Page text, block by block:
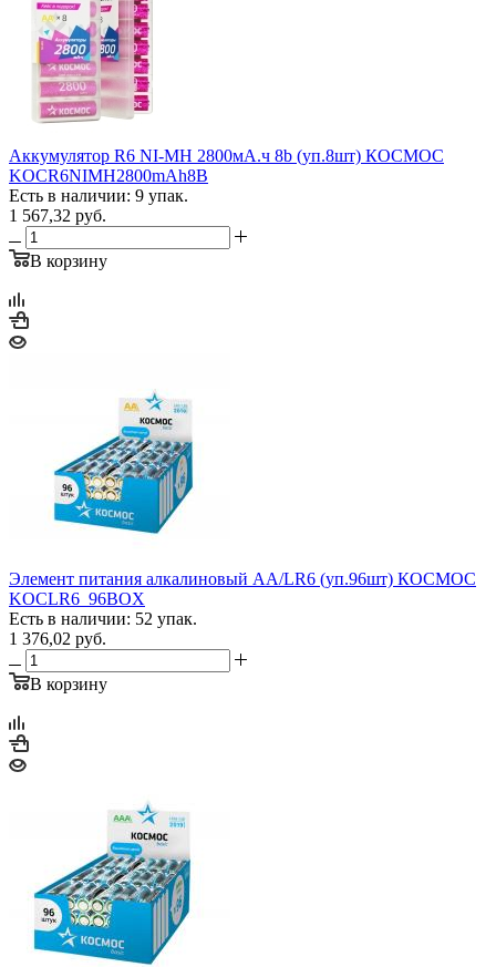
Аккумулятор R6 NI-MH 2800мА.ч 8b (уп.8шт) КОСМОС
KOCR6NIMH2800mAh8B
Есть в наличии: 9 упак.
1 567,32 руб.
В корзину
Элемент питания алкалиновый AA/LR6 (уп.96шт) КОСМОС
KOCLR6_96BOX
Есть в наличии: 52 упак.
1 376,02 руб.
В корзину